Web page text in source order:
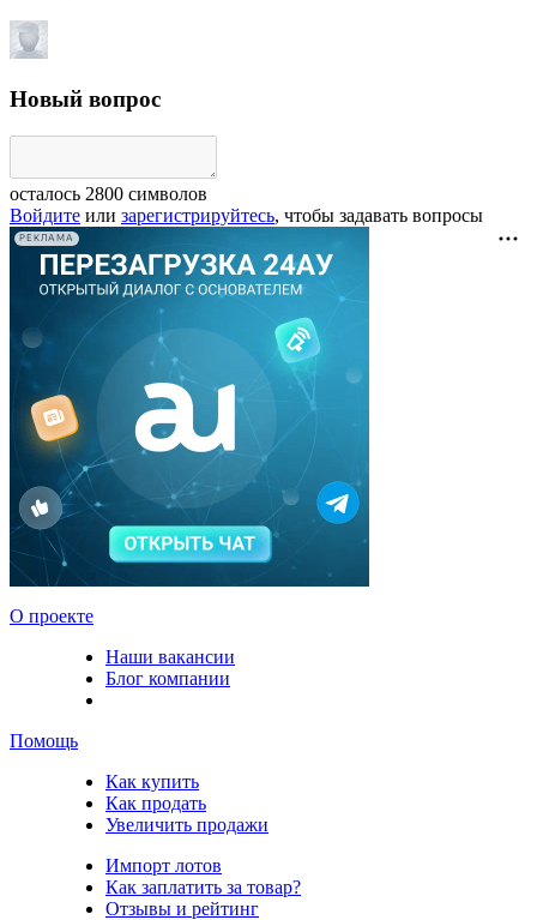
Новый вопрос
осталось 2800 символов
Войдите или зарегистрируйтесь, чтобы задавать вопросы
РЕКЛАМА
О проекте
Наши вакансии
Блог компании
Помощь
Как купить
Как продать
Увеличить продажи
Импорт лотов
Как заплатить за товар?
Отзывы и рейтинг